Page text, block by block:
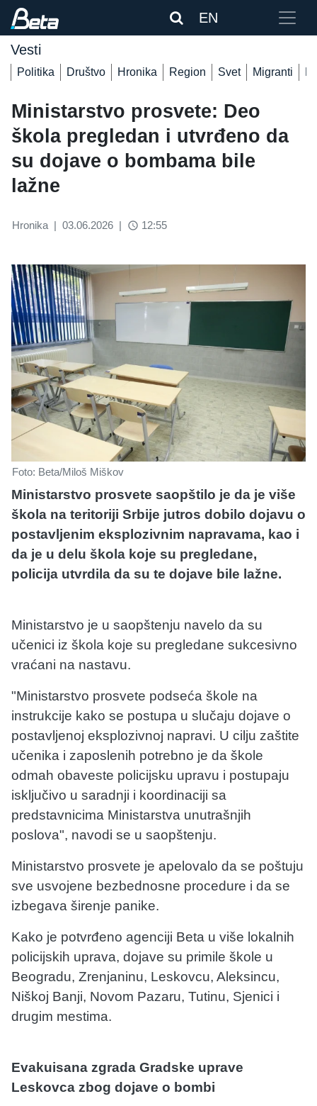
EN
Vesti
Politika Društvo Hronika Region Svet Migranti
Ministarstvo prosvete: Deo
škola pregledan i utvrđeno da
su dojave o bombama bile
lažne
Hronika | 03.06.2026 | access_time 12:55
Foto: Beta/Miloš Miškov
Ministarstvo prosvete saopštilo je da je više
škola na teritoriji Srbije jutros dobilo dojavu o
postavljenim eksplozivnim napravama, kao i
da je u delu škola koje su pregledane,
policija utvrdila da su te dojave bile lažne.
Ministarstvo je u saopštenju navelo da su
učenici iz škola koje su pregledane sukcesivno
vraćani na nastavu.
"Ministarstvo prosvete podseća škole na
instrukcije kako se postupa u slučaju dojave o
postavljenoj eksplozivnoj napravi. U cilju zaštite
učenika i zaposlenih potrebno je da škole
odmah obaveste policijsku upravu i postupaju
isključivo u saradnji i koordinaciji sa
predstavnicima Ministarstva unutrašnjih
poslova", navodi se u saopštenju.
Ministarstvo prosvete je apelovalo da se poštuju
sve usvojene bezbednosne procedure i da se
izbegava širenje panike.
Kako je potvrđeno agenciji Beta u više lokalnih
policijskih uprava, dojave su primile škole u
Beogradu, Zrenjaninu, Leskovcu, Aleksincu,
Niškoj Banji, Novom Pazaru, Tutinu, Sjenici i
drugim mestima.
Evakuisana zgrada Gradske uprave
Leskovca zbog dojave o bombi